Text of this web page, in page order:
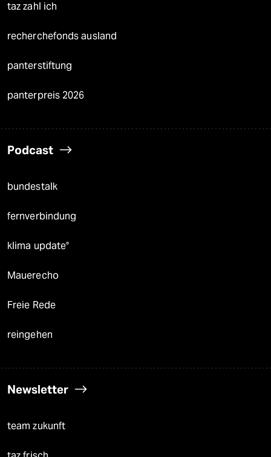
taz zahl ich
recherchefonds ausland
panterstiftung
panterpreis 2026
Podcast
bundestalk
fernverbindung
klima update°
Mauerecho
Freie Rede
reingehen
Newsletter
team zukunft